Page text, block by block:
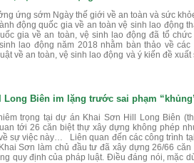
ứng sớm Ngày thế giới về an toàn và sức
động quốc gia về an toàn vệ sinh lao động
gia về an toàn, vệ sinh lao động đã tổ
lao động năm 2018 nhằm bàn thảo về các
về an toàn, vệ sinh lao động và ý kiến đề xuất
Biên im lặng trước sai phạm
trọng tại dự án Khai Sơn Hill Long Biên
tới 26 căn biệt thự xây dựng không phép
sự việc này… Liên quan đến các công trình
Sơn làm chủ đầu tư đã xây dựng 26/66 căn
quy định của pháp luật. Điều đáng nói, mặc